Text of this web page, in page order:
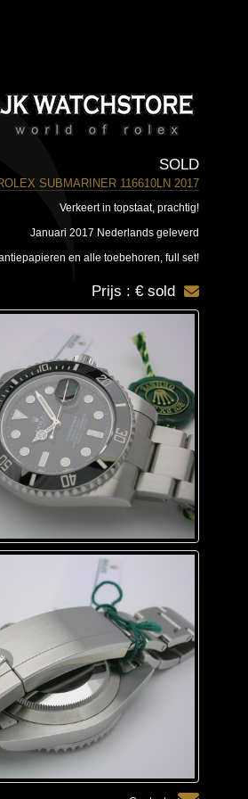
SOLD
SUBMARINER 116610LN 2017
Verkeert in topstaat, prachtig!
Januari 2017 Nederlands geleverd
en alle toebehoren, full set!
Prijs : € sold